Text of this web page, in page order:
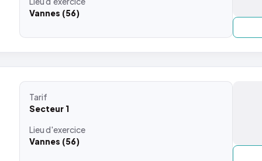
Vannes (56)
Tarif
Secteur 1
Lieud'exercice
Vannes (56)